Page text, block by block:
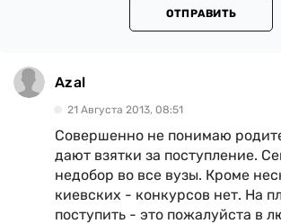
ОТПРАВИТЬ
Azal
21 Августа 2013, 08:51
Совершенно не понимаю
дают взятки за поступление.
недобор во все вузы. Кроме
киевских - конкурсов нет. На
поступить - это пожалуйста в